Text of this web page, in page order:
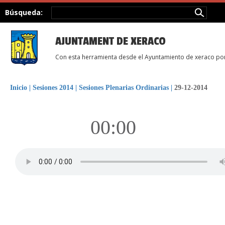
Búsqueda:
AJUNTAMENT DE XERACO
Con esta herramienta desde el Ayuntamiento de xeraco
Inicio Sesiones 2014 Sesiones Plenarias Ordinarias 29-12-2014
00:00